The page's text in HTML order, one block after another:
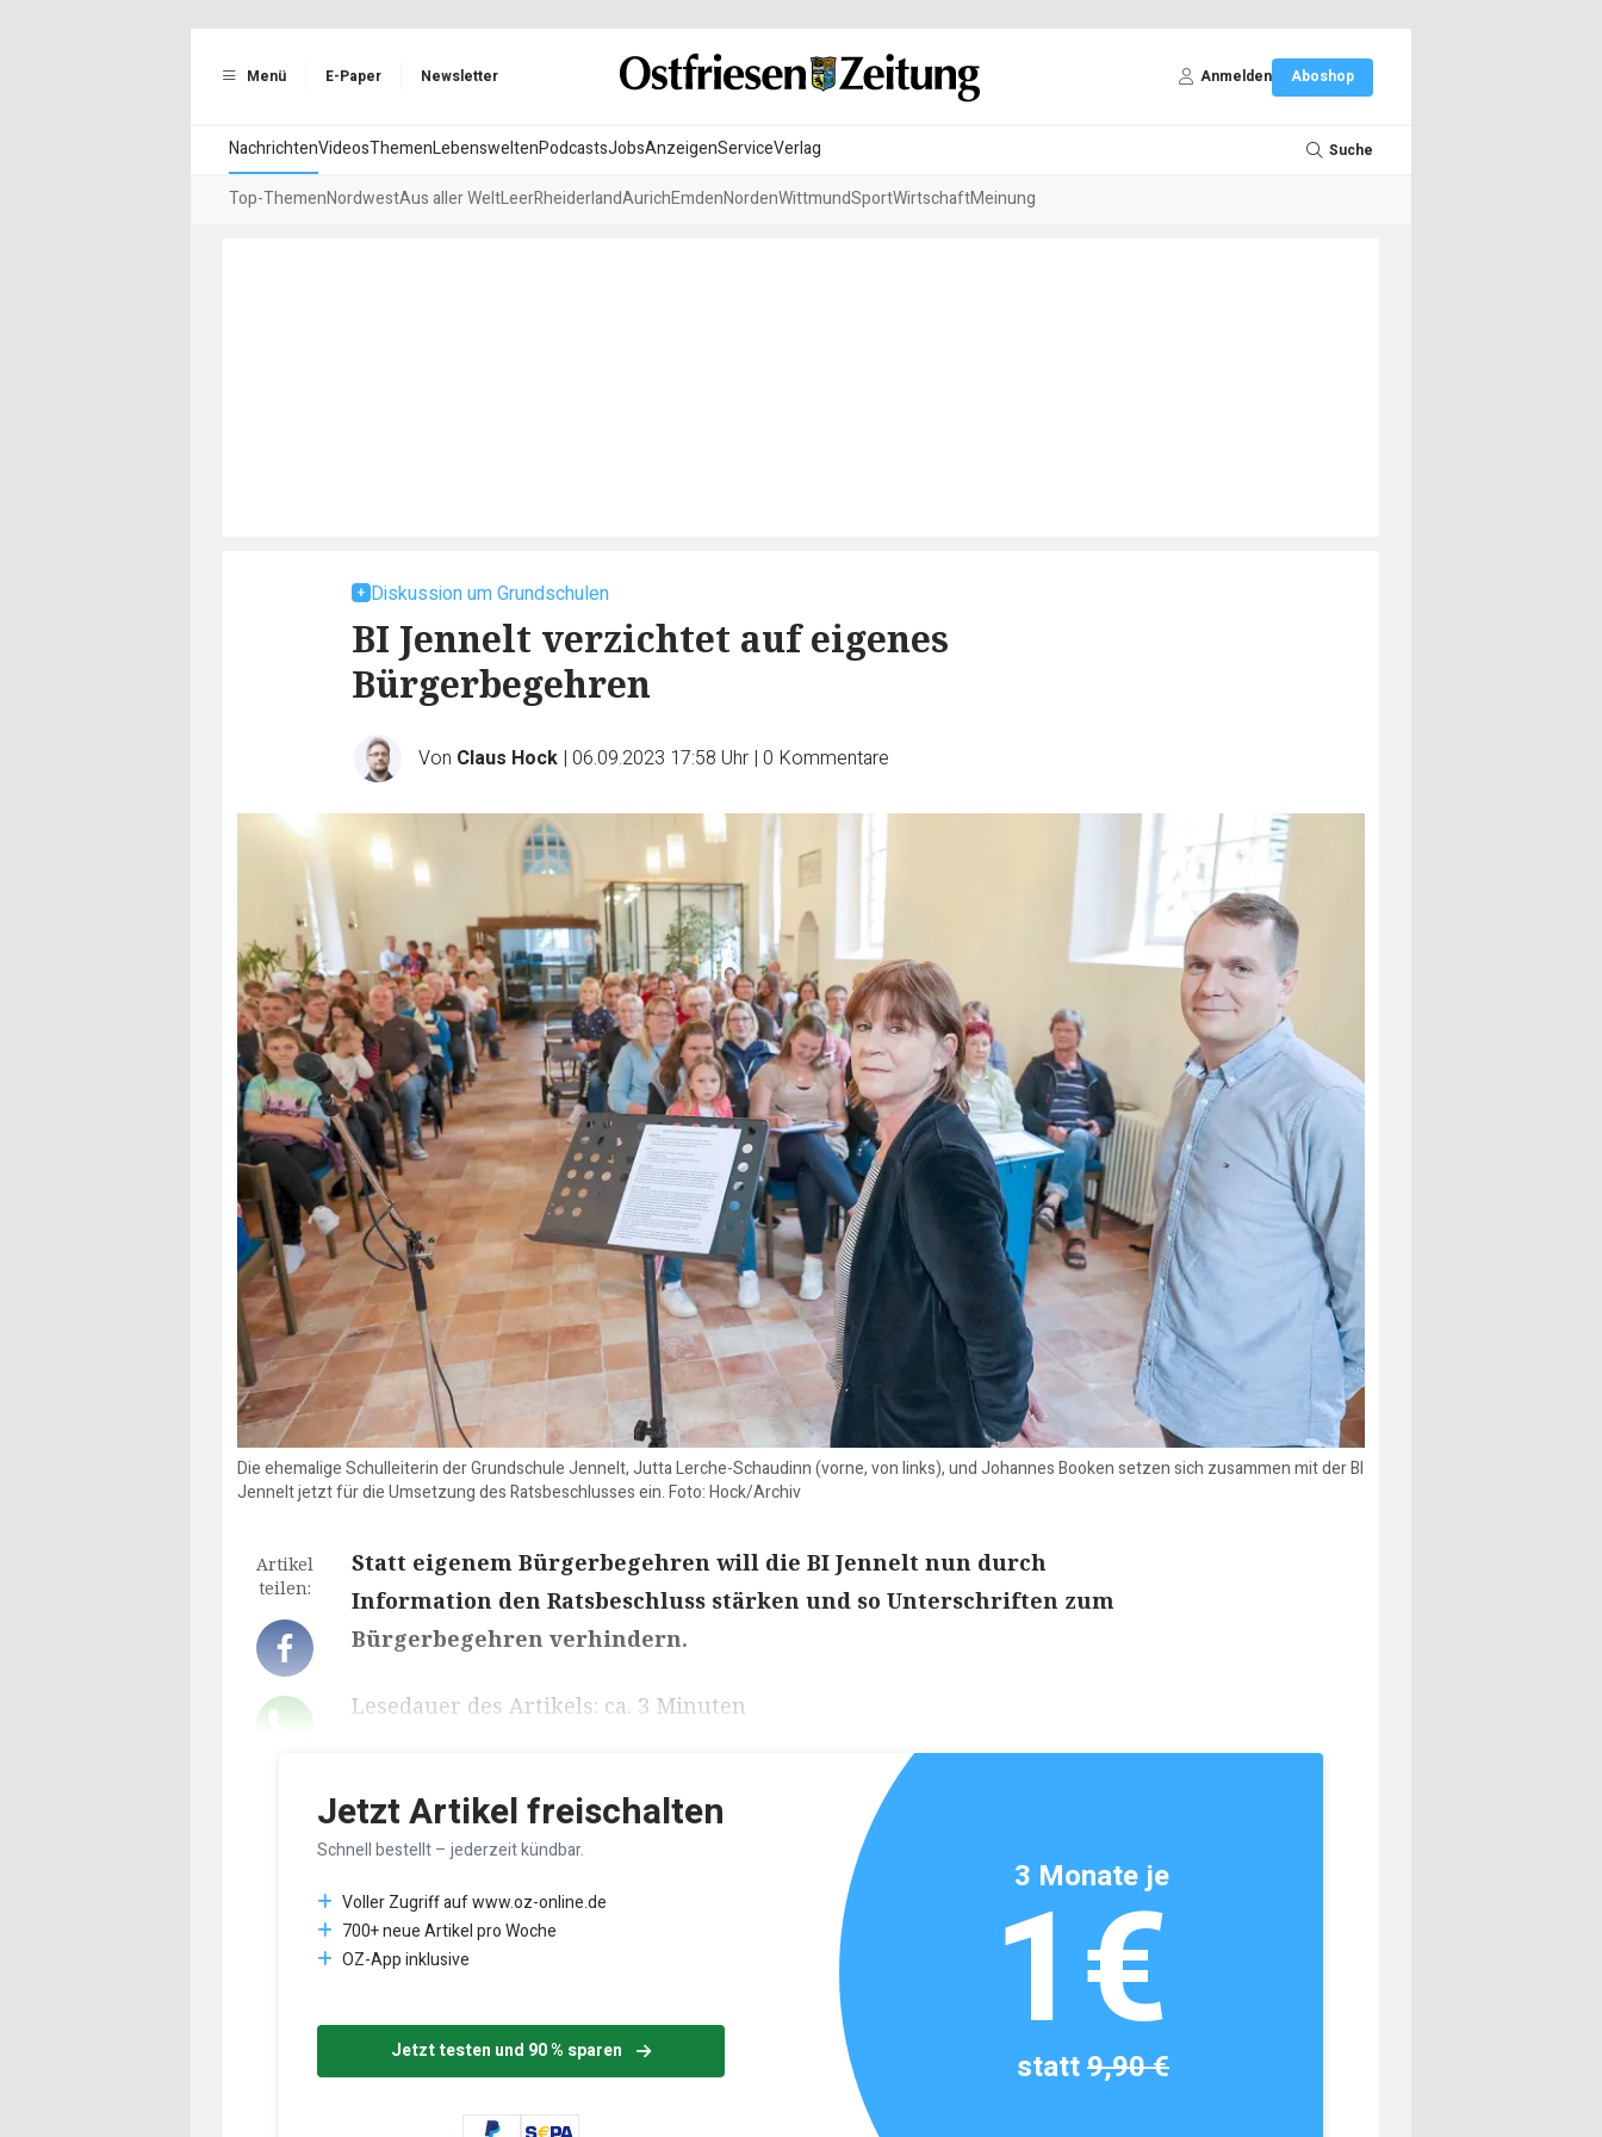
Menü E-Paper Newsletter Anmelden Aboshop
NachrichtenVideosThemenLebensweltenPodcastsJobsAnzeigenServiceVerlag Suche
Top-ThemenNordwestAus aller WeltLeerRheiderlandAurichEmdenNordenWittmundSportWirtschaftMeinung
Diskussion um Grundschulen
BI Jennelt verzichtet auf eigenes
Bürgerbegehren
Von Claus Hock | 06.09.2023 17:58 Uhr | 0 Kommentare
Die ehemalige Schulleiterin der Grundschule Jennelt, Jutta Lerche-Schaudinn (vorne, von links), und Johannes Booken setzen sich zusammen mit der BI
Jennelt jetzt für die Umsetzung des Ratsbeschlusses ein. Foto: Hock/Archiv
Artikel
teilen:
Statt eigenem Bürgerbegehren will die BI Jennelt nun durch
Information den Ratsbeschluss stärken und so Unterschriften zum
Bürgerbegehren verhindern.
Lesedauer des Artikels: ca. 3 Minuten
Jetzt Artikel freischalten
Schnell bestellt – jederzeit kündbar.
Voller Zugriff auf www.oz-online.de
700+ neue Artikel pro Woche
OZ-App inklusive
Jetzt testen und 90 % sparen
3 Monate je
1€
statt9,90 €